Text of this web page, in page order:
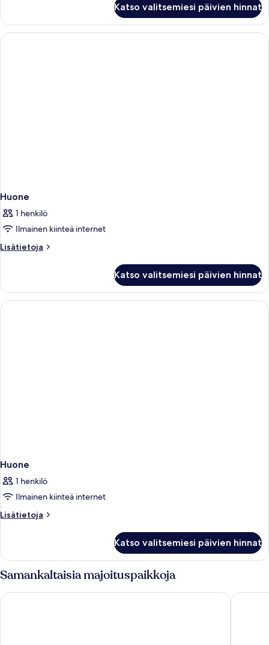
Katso valitsemiesi päivien hinnat
Huone
1 henkilö
Ilmainen kiinteä internet
Lisätietoja
Lisätietoja
Katso valitsemiesi päivien hinnat
Huone
1 henkilö
Ilmainen kiinteä internet
Lisätietoja
Lisätietoja
Katso valitsemiesi päivien hinnat
Samankaltaisia majoituspaikkoja
The Sunny Trump